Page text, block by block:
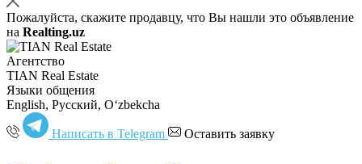
Пожалуйста, скажите продавцу, что Вы нашли это объявление
на Realting.uz
Агентство
TIAN Real Estate
Языки общения
English, Русский, Oʻzbekcha
Написать в Telegram Оставить заявку